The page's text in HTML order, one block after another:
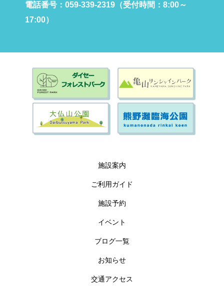
電話番号：059-339-2319（受付時間：8:00～
17:00）
施設案内
ご利用ガイド
施設予約
イベント
ブログ一覧
お知らせ
交通アクセス